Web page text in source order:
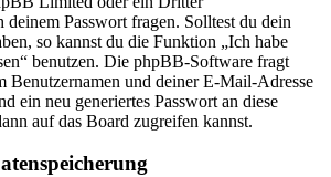
deinem Passwort fragen. Solltest du dein
so kannst du die Funktion „Ich habe
benutzen. Die phpBB-Software fragt
Benutzernamen und deiner E-Mail-Adresse
ein neu generiertes Passwort an diese
auf das Board zugreifen kannst.